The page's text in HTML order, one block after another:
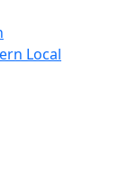
Local